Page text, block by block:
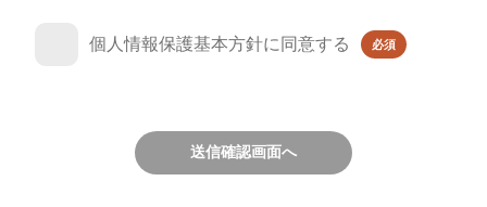
たしません。 1）ご本人の同意がある場合 2）法
令または指針・ガイドライン等により、第三者へ
する場合には、提供先または委託先の選定に十分
配慮するとともに、当社における取り扱いと同様
個人情報保護基本方針に同意する 必須
送信確認画面へ